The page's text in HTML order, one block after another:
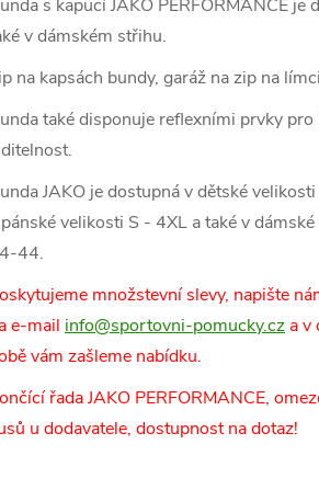
s kapucí JAKO PERFORMANCE je
v dámském střihu.
na kapsách bundy, garáž na zip na
také disponuje reflexními prvky pro
JAKO je dostupná v dětské
velikosti S - 4XL a také v
44.
množstevní slevy, napište
e-mail info@sportovni-pomucky.cz a v
vám zašleme nabídku.
řada JAKO PERFORMANCE,
u dodavatele, dostupnost na dotaz!